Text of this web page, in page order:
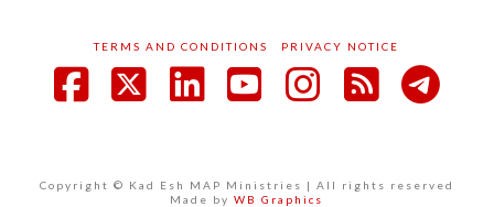
TERMS AND CONDITIONS PRIVACY NOTICE
Copyright © Kad Esh MAP Ministries | All rights reserved
Made byWB Graphics